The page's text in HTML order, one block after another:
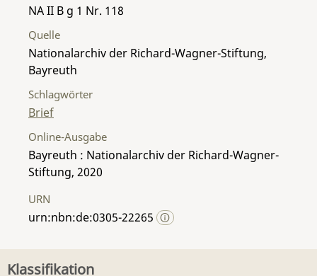
NA II B g 1 Nr. 118
Quelle
Nationalarchiv der Richard-Wagner-Stiftung,
Bayreuth
Schlagwörter
Brief
Online-Ausgabe
Bayreuth : Nationalarchiv der Richard-Wagner-
Stiftung, 2020
URN
urn:nbn:de:0305-22265
Klassifikation